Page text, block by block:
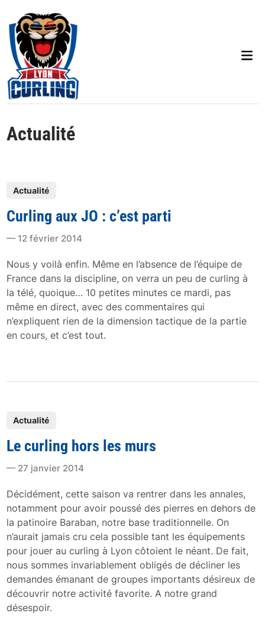
content
Main
Actualité
s
d
i
n
Actualité
Curling aux JO : c’est parti
12 février 2014
Nous y voilà enfin. Même en l’absence de l’équipe de
France dans la discipline, on verra un peu de curling à
la télé, quoique… 10 petites minutes ce mardi, pas
même en direct, avec des commentaires qui
n’expliquent rien de la dimension tactique de la partie
en cours, et c’est tout.
s
d
i
n
Actualité
Le curling hors les murs
27 janvier 2014
Décidément, cette saison va rentrer dans les annales,
notamment pour avoir poussé des pierres en dehors de
la patinoire Baraban, notre base traditionnelle. On
n’aurait jamais cru cela possible tant les équipements
pour jouer au curling à Lyon côtoient le néant. De fait,
nous sommes invariablement obligés de décliner les
demandes émanant de groupes importants désireux de
découvrir notre activité favorite. A notre grand
désespoir.